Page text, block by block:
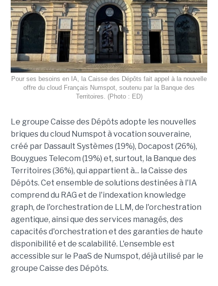
Pour ses besoins en IA, la Caisse des Dépôts fait appel à la nouvelle
offre du cloud Français Numspot, soutenu par la Banque des
Territoires. (Photo : ED)
Le groupe Caisse des Dépôts adopte les nouvelles
briques du cloud Numspot à vocation souveraine,
créé par Dassault Systèmes (19%), Docapost (26%),
Bouygues Telecom (19%) et, surtout, la Banque des
Territoires (36%), qui appartient à... la Caisse des
Dépôts. Cet ensemble de solutions destinées à l'IA
comprend du RAG et de l'indexation knowledge
graph, de l'orchestration de LLM, de l'orchestration
agentique, ainsi que des services managés, des
capacités d'orchestration et des garanties de haute
disponibilité et de scalabilité. L'ensemble est
accessible sur le PaaS de Numspot, déjà utilisé par le
groupe Caisse des Dépôts.